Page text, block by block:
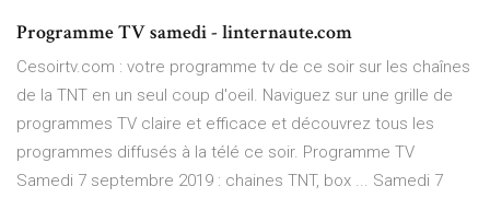
Programme TV samedi - linternaute.com
Cesoirtv.com : votre programme tv de ce soir sur les chaînes
de la TNT en un seul coup d'oeil. Naviguez sur une grille de
programmes TV claire et efficace et découvrez tous les
programmes diffusés à la télé ce soir. Programme TV
Samedi 7 septembre 2019 : chaines TNT, box ... Samedi 7